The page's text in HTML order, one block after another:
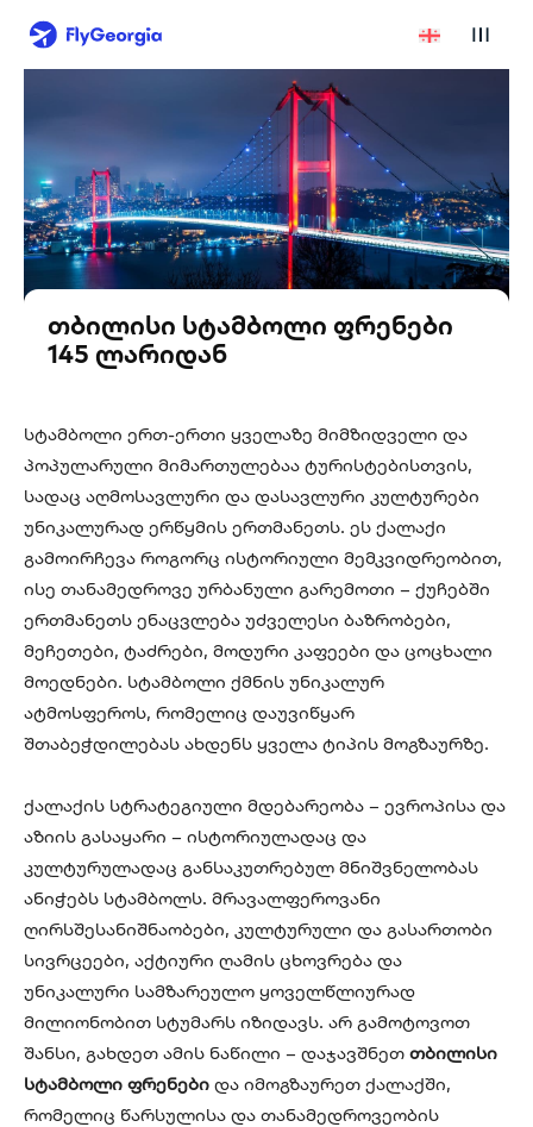
თბილისი სტამბოლი ფრენები
145 ლარიდან
სტამბოლი ერთ-ერთი ყველაზე მიმზიდველი და
პოპულარული მიმართულებაა ტურისტებისთვის,
სადაც აღმოსავლური და დასავლური კულტურები
უნიკალურად ერწყმის ერთმანეთს. ეს ქალაქი
გამოირჩევა როგორც ისტორიული მემკვიდრეობით,
ისე თანამედროვე ურბანული გარემოთი – ქუჩებში
ერთმანეთს ენაცვლება უძველესი ბაზრობები,
მეჩეთები, ტაძრები, მოდური კაფეები და ცოცხალი
მოედნები. სტამბოლი ქმნის უნიკალურ
ატმოსფეროს, რომელიც დაუვიწყარ
შთაბეჭდილებას ახდენს ყველა ტიპის მოგზაურზე.
ქალაქის სტრატეგიული მდებარეობა – ევროპისა და
აზიის გასაყარი – ისტორიულადაც და
კულტურულადაც განსაკუთრებულ მნიშვნელობას
ანიჭებს სტამბოლს. მრავალფეროვანი
ღირსშესანიშნაობები, კულტურული და გასართობი
სივრცეები, აქტიური ღამის ცხოვრება და
უნიკალური სამზარეულო ყოველწლიურად
მილიონობით სტუმარს იზიდავს. არ გამოტოვოთ
შანსი, გახდეთ ამის ნაწილი – დაჯავშნეთ თბილისი
სტამბოლი ფრენები და იმოგზაურეთ ქალაქში,
რომელიც წარსულისა და თანამედროვეობის